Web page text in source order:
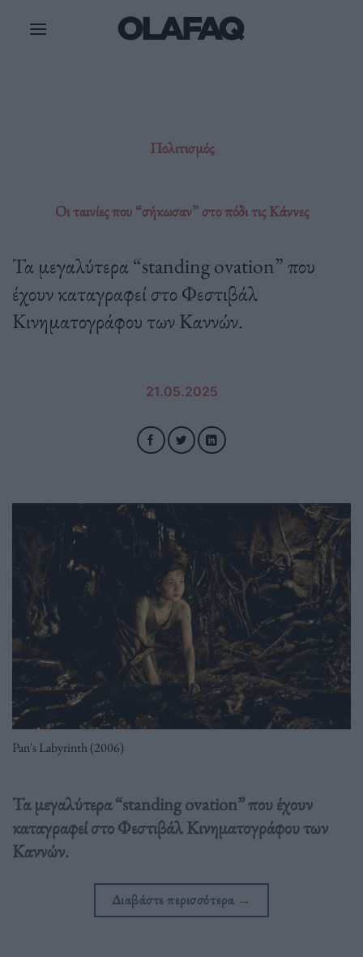
Πολιτισμός
Οι ταινίες που “σήκωσαν” στο πόδι τις Κάννες
Τα μεγαλύτερα “standing ovation” που
έχουν καταγραφεί στο Φεστιβάλ
Κινηματογράφου των Καννών.
21.05.2025
Pan's Labyrinth (2006)
Τα μεγαλύτερα “standing ovation” που έχουν
καταγραφεί στο Φεστιβάλ Κινηματογράφου των
Καννών.
Διαβάστε περισσότερα →